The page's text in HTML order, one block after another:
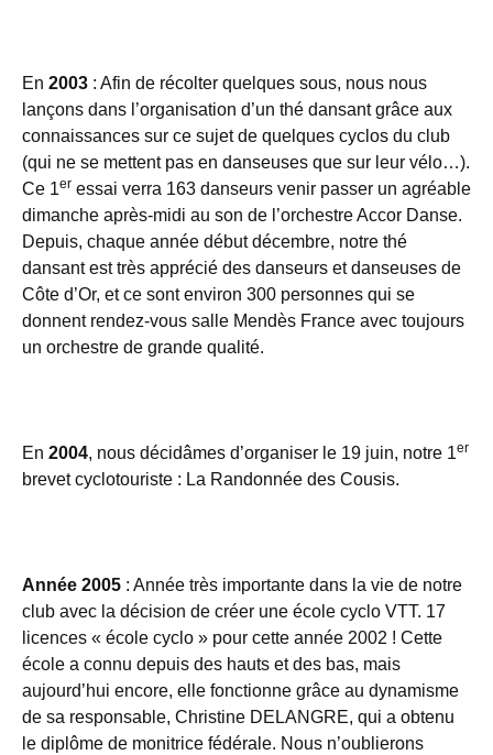
En 2003 : Afin de récolter quelques sous, nous nous
lançons dans l’organisation d’un thé dansant grâce aux
connaissances sur ce sujet de quelques cyclos du club
(qui ne se mettent pas en danseuses que sur leur vélo…).
Ce 1er essai verra 163 danseurs venir passer un agréable
dimanche après-midi au son de l’orchestre Accor Danse.
Depuis, chaque année début décembre, notre thé
dansant est très apprécié des danseurs et danseuses de
Côte d’Or, et ce sont environ 300 personnes qui se
donnent rendez-vous salle Mendès France avec toujours
un orchestre de grande qualité.
En 2004, nous décidâmes d’organiser le 19 juin, notre 1er
brevet cyclotouriste : La Randonnée des Cousis.
Année 2005 : Année très importante dans la vie de notre
club avec la décision de créer une école cyclo VTT. 17
licences « école cyclo » pour cette année 2002 ! Cette
école a connu depuis des hauts et des bas, mais
aujourd’hui encore, elle fonctionne grâce au dynamisme
de sa responsable, Christine DELANGRE, qui a obtenu
le diplôme de monitrice fédérale. Nous n’oublierons